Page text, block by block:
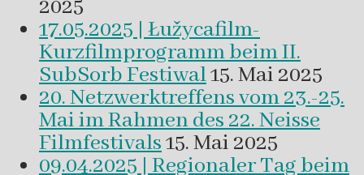
2025
17.05.2025 | Łužycafilm-
Kurzfilmprogramm beim II.
SubSorb Festiwal15. Mai 2025
20. Netzwerktreffens vom 23.-25.
Mai im Rahmen des 22. Neisse
Filmfestivals15. Mai 2025
09.04.2025 | Regionaler Tag beim